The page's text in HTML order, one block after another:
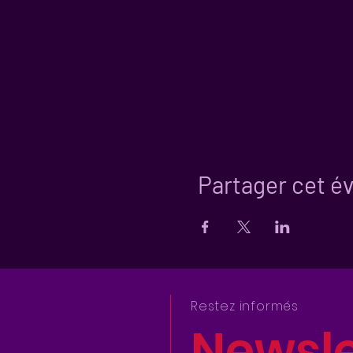
Partager cet
Restez informés